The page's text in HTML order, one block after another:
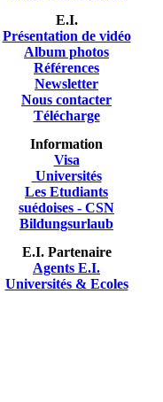
E.I.
Présentation de vidéo
Album photos
Références
Newsletter
Nous contacter
Télécharge
Information
Visa
Universités
Les Etudiants
suédoises - CSN
Bildungsurlaub
E.I. Partenaire
Agents E.I.
Universités & Ecoles